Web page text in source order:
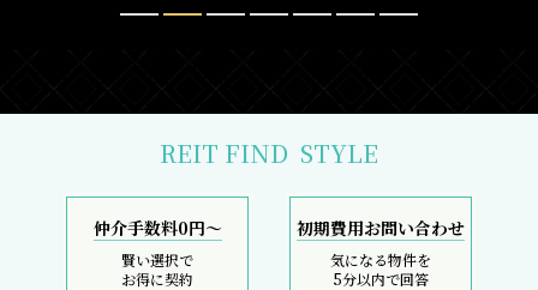
REIT FIND STYLE
仲介手数料0円～
賢い選択で
お得に契約
初期費用お問い合わせ
気になる物件を
5分以内で回答